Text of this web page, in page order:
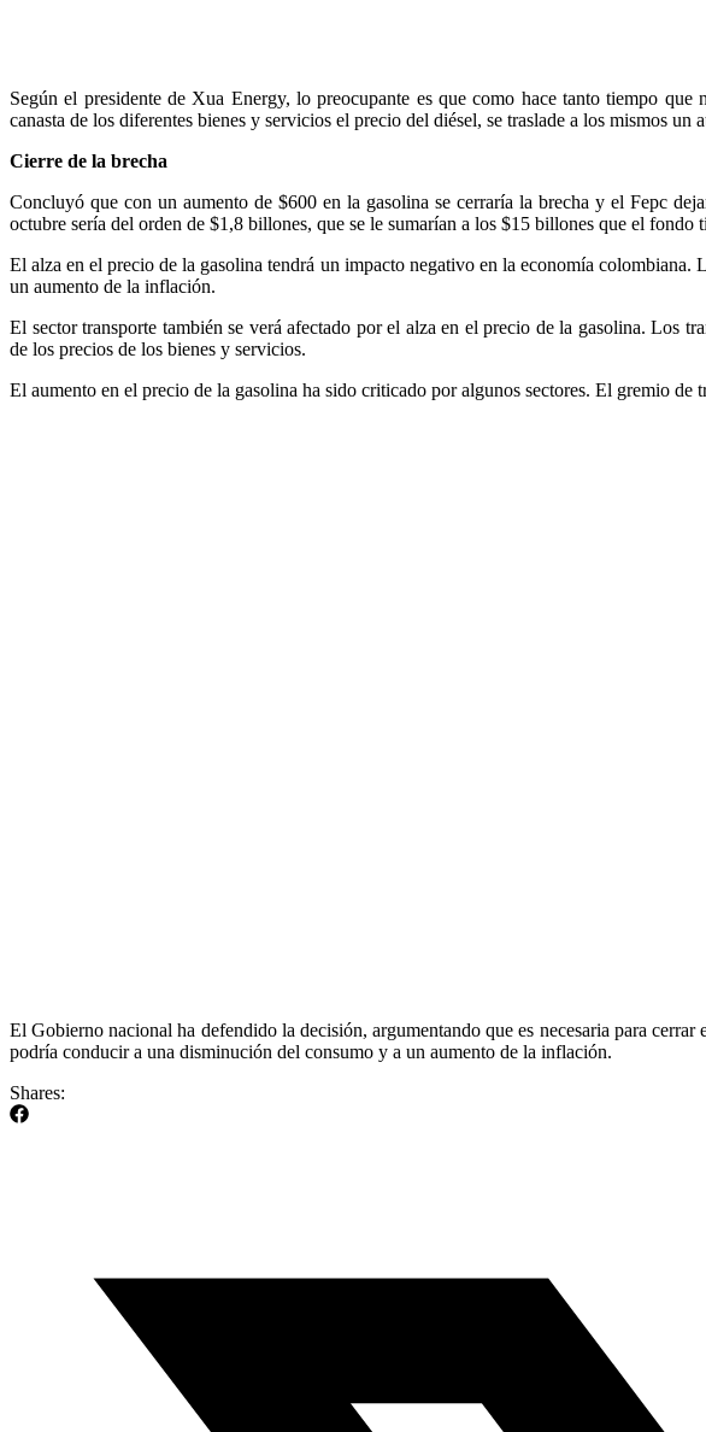
Según el presidente de Xua Energy, lo preocupante es que como hace tanto tiempo
canasta de los diferentes bienes y servicios el precio del diésel, se traslade a los mismos
Cierre de la brecha
Concluyó que con un aumento de $600 en la gasolina se cerraría la brecha y el Fepc
octubre sería del orden de $1,8 billones, que se le sumarían a los $15 billones que el fondo
El alza en el precio de la gasolina tendrá un impacto negativo en la economía
un aumento de la inflación.
El sector transporte también se verá afectado por el alza en el precio de la gasolina. Los
de los precios de los bienes y servicios.
El aumento en el precio de la gasolina ha sido criticado por algunos sectores. El gremio
El Gobierno nacional ha defendido la decisión, argumentando que es necesaria para
podría conducir a una disminución del consumo y a un aumento de la inflación.
Shares: